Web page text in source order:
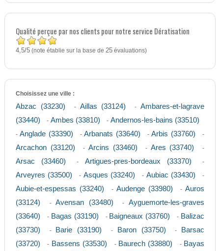
Qualité perçue par nos clients pour notre service Dératisation
4,5/5(note établie sur la base de 25évaluations)
Choisissez une ville :
Abzac (33230) - Aillas (33124) -Ambares-et-lagrave
(33440)
- Ambes (33810) - Andernos-les-bains (33510)
-Anglade (33390) -Arbanats (33640) -Arbis (33760) -
Arcachon (33120) - Arcins (33460) - Ares (33740) -
Arsac (33460) - Artigues-pres-bordeaux (33370) -
Arveyres (33500) - Asques (33240) - Aubiac (33430) -
Aubie-et-espessas (33240) - Audenge (33980) -Auros
(33124)
-Avensan (33480) -Ayguemorte-les-graves
(33640)
- Bagas (33190) - Baigneaux (33760) - Balizac
(33730)
- Barie (33190) - Baron (33750) -
Barsac
(33720)
- Bassens (33530) - Baurech (33880) - Bayas